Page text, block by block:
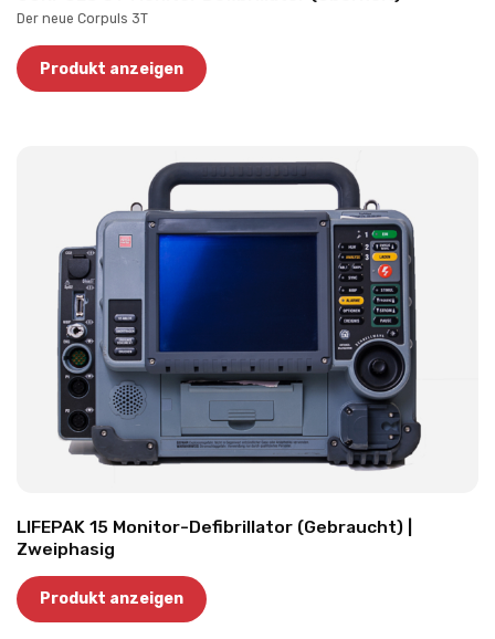
Der neue Corpuls 3T
Produkt anzeigen
LIFEPAK 15 Monitor-Defibrillator (Gebraucht) |
Zweiphasig
Produkt anzeigen